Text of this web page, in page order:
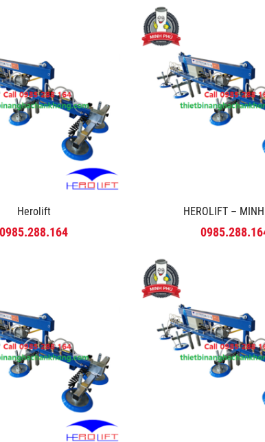
Herolift
0985.288.164
HEROLIFT –